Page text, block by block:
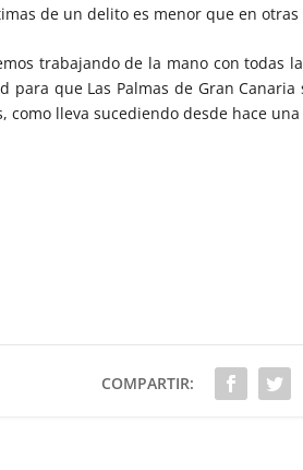
de un delito es menor que en otras
trabajando de la mano con todas
para que Las Palmas de Gran
como lleva sucediendo desde hace una
COMPARTIR: